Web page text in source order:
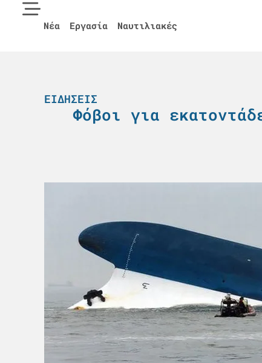
Νέα Εργασία Ναυτιλιακές
ΕΙΔΉΣΕΙΣ
Φόβοι για